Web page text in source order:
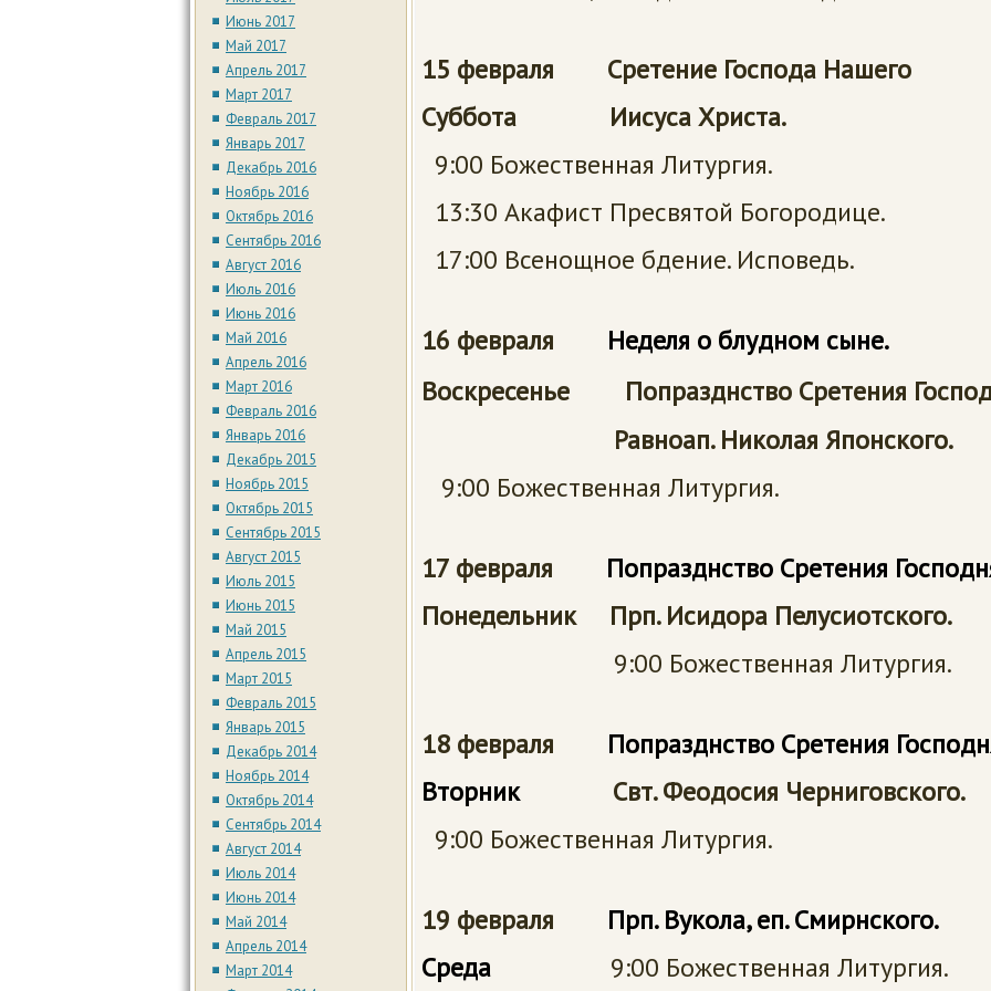
Июнь 2017
Май 2017
Апрель 2017
Март 2017
Февраль 2017
Январь 2017
Декабрь 2016
Ноябрь 2016
Октябрь 2016
Сентябрь 2016
Август 2016
Июль 2016
Июнь 2016
Май 2016
Апрель 2016
Март 2016
Февраль 2016
Январь 2016
Декабрь 2015
Ноябрь 2015
Октябрь 2015
Сентябрь 2015
Август 2015
Июль 2015
Июнь 2015
Май 2015
Апрель 2015
Март 2015
Февраль 2015
Январь 2015
Декабрь 2014
Ноябрь 2014
Октябрь 2014
Сентябрь 2014
Август 2014
Июль 2014
Июнь 2014
Май 2014
Апрель 2014
Март 2014
15 февраля Сретение Господа Нашего
Суббота Иисуса Христа.
9:00 Божественная Литургия.
13:30 Акафист Пресвятой Богородице.
17:00 Всенощное бдение. Исповедь.
16 февраля Неделя о блудном сыне.
Воскресенье
Попразднство Сретения
Равноап. Николая Японского.
9:00 Божественная Литургия.
17 февраля Попразднство Сретения
Понедельник Прп. Исидора Пелусиотского.
9:00 Божественная Литургия.
18 февраля Попразднство Сретения
Вторник Свт. Феодосия Черниговского.
9:00 Божественная Литургия.
19 февраля Прп. Вукола, еп. Смирнского.
Среда 9:00 Божественная Литургия.